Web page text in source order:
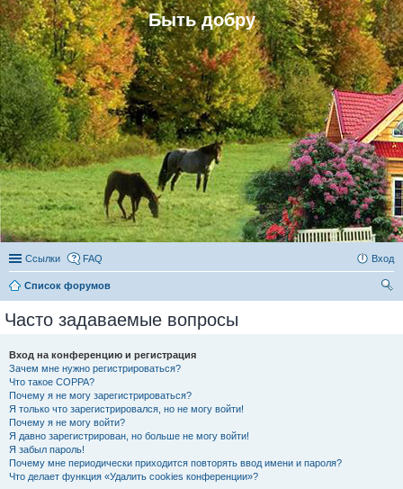
Быть добру
Ссылки FAQ Вход
Список форумов
Часто задаваемые вопросы
Вход на конференцию и регистрация
Зачем мне нужно регистрироваться?
Что такое COPPA?
Почему я не могу зарегистрироваться?
Я только что зарегистрировался, но не могу войти!
Почему я не могу войти?
Я давно зарегистрирован, но больше не могу войти!
Я забыл пароль!
Почему мне периодически приходится повторять ввод имени и пароля?
Что делает функция «Удалить cookies конференции»?